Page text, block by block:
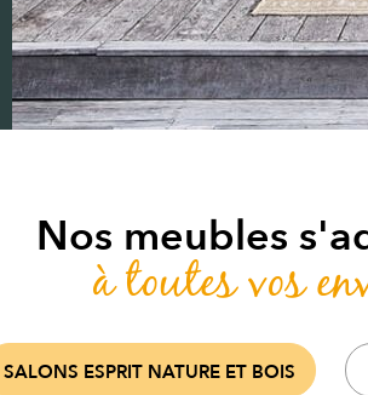
Nos meubles
à toutes vos
SALONS ESPRIT NATURE ET BOIS